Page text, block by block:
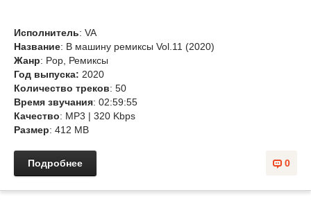
Исполнитель: VA
Название: B машину ремиксы Vol.11 (2020)
Жанр: Pop, Ремиксы
Год выпуска: 2020
Количество треков: 50
Время звучания: 02:59:55
Качество: MP3 | 320 Kbps
Размер: 412 MB
0
Подробнее